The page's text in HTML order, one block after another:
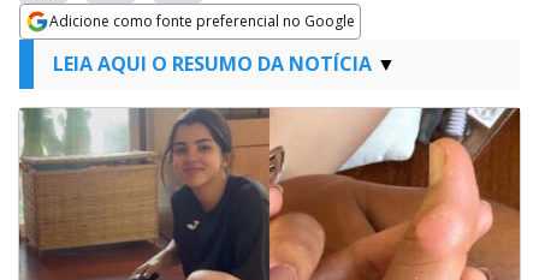
Adicione como fonte preferencial no Google
Opens in new window
LEIA AQUI O RESUMO DA NOTÍCIA